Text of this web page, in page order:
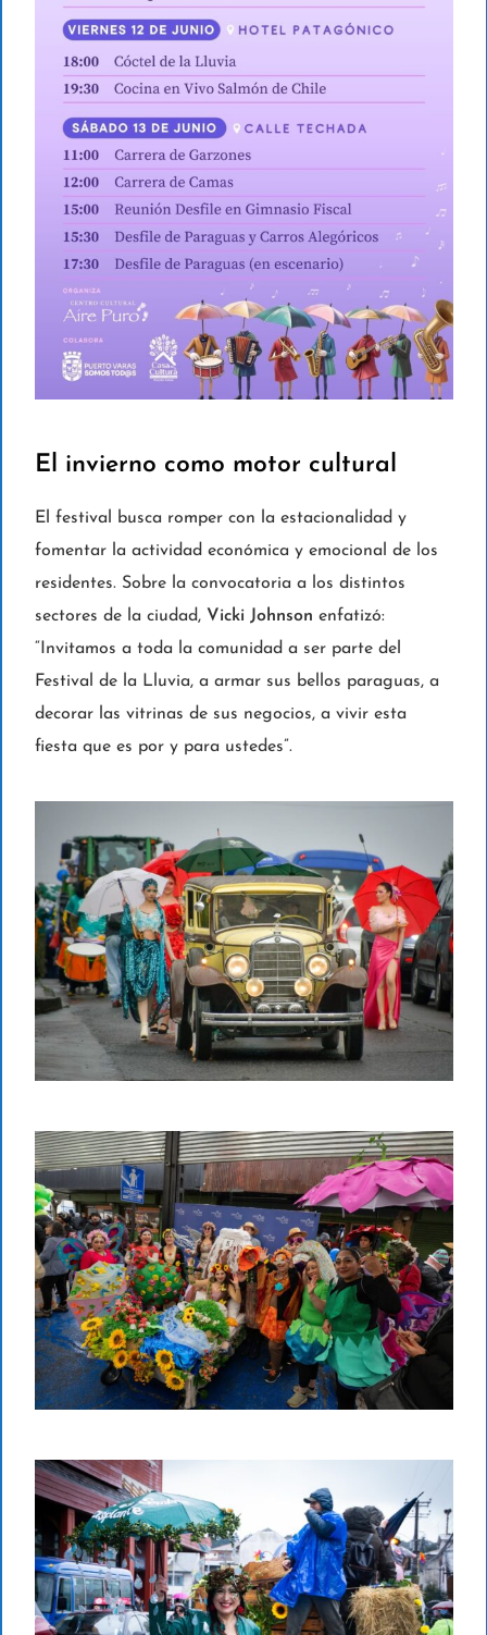
El invierno como motor cultural
El festival busca romper con la estacionalidad y
fomentar la actividad económica y emocional de los
residentes. Sobre la convocatoria a los distintos
sectores de la ciudad, Vicki Johnson enfatizó:
“Invitamos a toda la comunidad a ser parte del
Festival de la Lluvia, a armar sus bellos paraguas, a
decorar las vitrinas de sus negocios, a vivir esta
fiesta que es por y para ustedes”.